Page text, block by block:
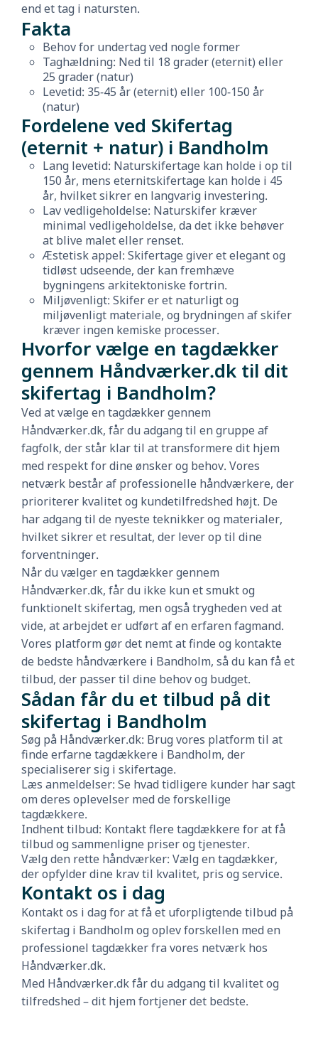
end et tag i natursten.
Fakta
Behov for undertag ved nogle former
Taghældning: Ned til 18 grader (eternit) eller
25 grader (natur)
Levetid: 35-45 år (eternit) eller 100-150 år
(natur)
Fordelene ved Skifertag
(eternit + natur) i Bandholm
Lang levetid: Naturskifertage kan holde i op til
150 år, mens eternitskifertage kan holde i 45
år, hvilket sikrer en langvarig investering.
Lav vedligeholdelse: Naturskifer kræver
minimal vedligeholdelse, da det ikke behøver
at blive malet eller renset.
Æstetisk appel: Skifertage giver et elegant og
tidløst udseende, der kan fremhæve
bygningens arkitektoniske fortrin.
Miljøvenligt: Skifer er et naturligt og
miljøvenligt materiale, og brydningen af skifer
kræver ingen kemiske processer.
Hvorfor vælge en tagdækker
gennem Håndværker.dk til dit
skifertag i Bandholm?
Ved at vælge en tagdækker gennem
Håndværker.dk, får du adgang til en gruppe af
fagfolk, der står klar til at transformere dit hjem
med respekt for dine ønsker og behov. Vores
netværk består af professionelle håndværkere, der
prioriterer kvalitet og kundetilfredshed højt. De
har adgang til de nyeste teknikker og materialer,
hvilket sikrer et resultat, der lever op til dine
forventninger.
Når du vælger en tagdækker gennem
Håndværker.dk, får du ikke kun et smukt og
funktionelt skifertag, men også trygheden ved at
vide, at arbejdet er udført af en erfaren fagmand.
Vores platform gør det nemt at finde og kontakte
de bedste håndværkere i Bandholm, så du kan få et
tilbud, der passer til dine behov og budget.
Sådan får du et tilbud på dit
skifertag i Bandholm
Søg på Håndværker.dk: Brug vores platform til at
finde erfarne tagdækkere i Bandholm, der
specialiserer sig i skifertage.
Læs anmeldelser: Se hvad tidligere kunder har sagt
om deres oplevelser med de forskellige
tagdækkere.
Indhent tilbud: Kontakt flere tagdækkere for at få
tilbud og sammenligne priser og tjenester.
Vælg den rette håndværker: Vælg en tagdækker,
der opfylder dine krav til kvalitet, pris og service.
Kontakt os i dag
Kontakt os i dag for at få et uforpligtende tilbud på
skifertag i Bandholm og oplev forskellen med en
professionel tagdækker fra vores netværk hos
Håndværker.dk.
Med Håndværker.dk får du adgang til kvalitet og
tilfredshed – dit hjem fortjener det bedste.